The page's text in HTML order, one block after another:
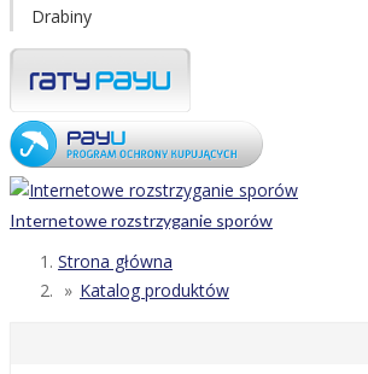
Drabiny
Internetowe rozstrzyganie sporów
Strona główna
Katalog produktów